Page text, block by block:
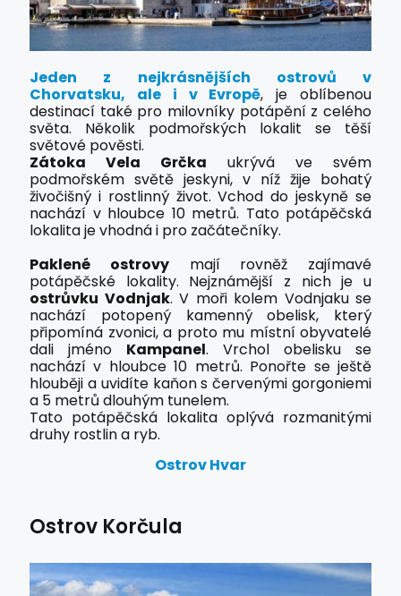
Jeden z nejkrásnějších ostrovů v
Chorvatsku, ale i v Evropě, je oblíbenou
destinací také pro milovníky potápění z celého
světa. Několik podmořských lokalit se těší
světové pověsti.
Zátoka Vela Grčka ukrývá ve svém
podmořském světě jeskyni, v níž žije bohatý
živočišný i rostlinný život. Vchod do jeskyně se
nachází v hloubce 10 metrů. Tato potápěčská
lokalita je vhodná i pro začátečníky.
Paklené ostrovymají rovněž zajímavé
potápěčské lokality. Nejznámější z nich je u
ostrůvku Vodnjak. V moři kolem Vodnjaku se
nachází potopený kamenný obelisk, který
připomíná zvonici, a proto mu místní obyvatelé
dali jméno Kampanel. Vrchol obelisku se
nachází v hloubce 10 metrů. Ponořte se ještě
hlouběji a uvidíte kaňon s červenými gorgoniemi
a 5 metrů dlouhým tunelem.
Tato potápěčská lokalita oplývá rozmanitými
druhy rostlin a ryb.
Ostrov Hvar
Ostrov Korčula